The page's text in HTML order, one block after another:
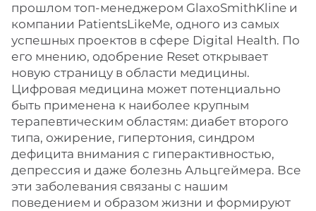
прошлом топ-менеджером GlaxoSmithKline и
компании PatientsLikeMe, одного из самых
успешных проектов в сфере Digital Health. По
его мнению, одобрение Reset открывает
новую страницу в области медицины.
Цифровая медицина может потенциально
быть применена к наиболее крупным
терапевтическим областям: диабет второго
типа, ожирение, гипертония, синдром
дефицита внимания с гиперактивностью,
депрессия и даже болезнь Альцгеймера. Все
эти заболевания связаны с нашим
поведением и образом жизни и формируют